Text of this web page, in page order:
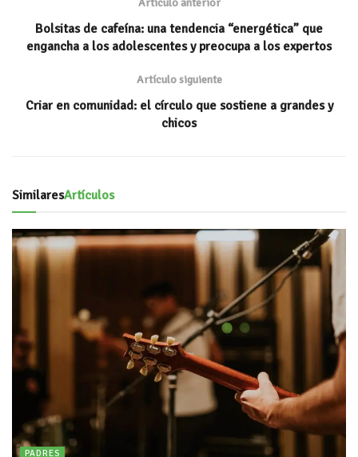
A
p
k
ar
ti
r
Artículo anterior
Bolsitas de cafeína: una tendencia “energética” que
engancha a los adolescentes y preocupa a los expertos
Artículo siguiente
Criar en comunidad: el círculo que sostiene a grandes y
chicos
SimilaresArtículos
PADRES